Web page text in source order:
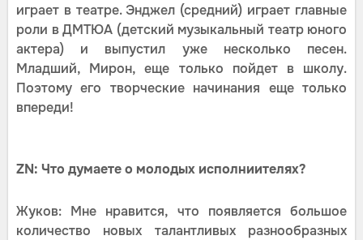
играет в театре. Энджел (средний) играет главные
роли в ДМТЮА (детский музыкальный театр юного
актера) и выпустил уже несколько песен.
Младший, Мирон, еще только пойдет в школу.
Поэтому его творческие начинания еще только
впереди!
ZN: Что думаете о молодых исполниителях?
Жуков: Мне нравится, что появляется большое
количество новых талантливых разнообразных